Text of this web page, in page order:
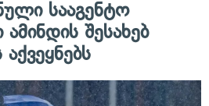
სააგენტო
შესახებ